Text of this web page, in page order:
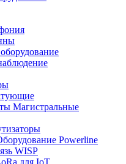
Магистральные
Powerline
WISP
для IoT